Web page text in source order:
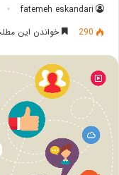
fatemeh eskandari
290
خواندن این مطلب 3 دقیقه زمان